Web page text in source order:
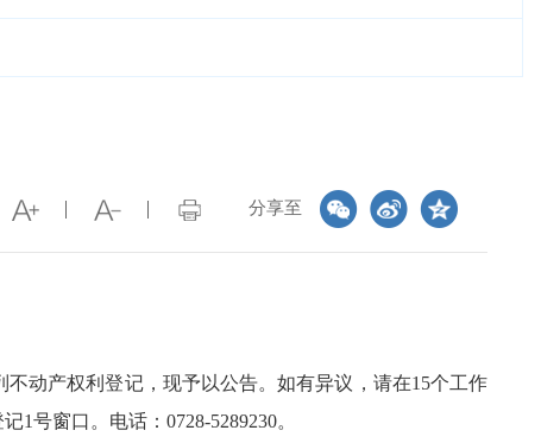
分享至
动产权利登记，现予以公告。如有异议，请在15个工作
号窗口。电话：0728-5289230。